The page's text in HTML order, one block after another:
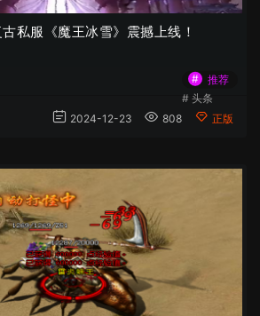
私服《魔王冰雪》震撼上线！
#
推荐
# 头条
2024-12-23 808 正版